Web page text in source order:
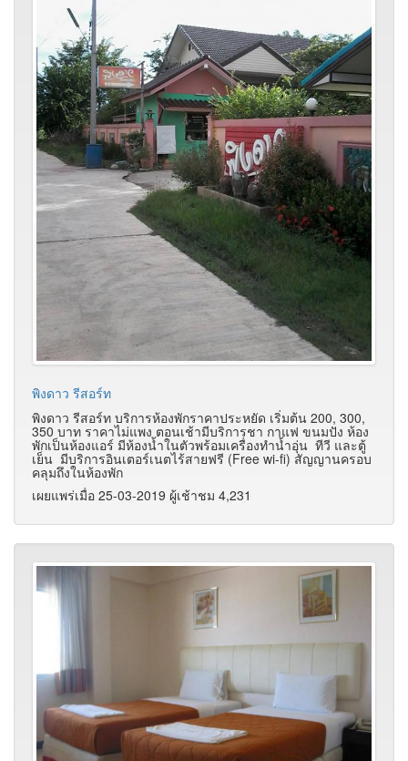
พิงดาว รีสอร์ท
พิงดาว รีสอร์ท บริการห้องพักราคาประหยัด เริ่มต้น 200, 300,
350 บาท ราคาไม่แพง ตอนเช้ามีบริการชา กาแฟ ขนมปัง ห้อง
พักเป็นห้องแอร์ มีห้องน้ำในตัวพร้อมเครื่องทำน้ำอุ่น ทีวี และตู้
เย็น มีบริการอินเตอร์เนตไร้สายฟรี (Free wi-fi) สัญญานครอบ
คลุมถึงในห้องพัก
เผยแพร่เมื่อ 25-03-2019 ผู้เช้าชม 4,231